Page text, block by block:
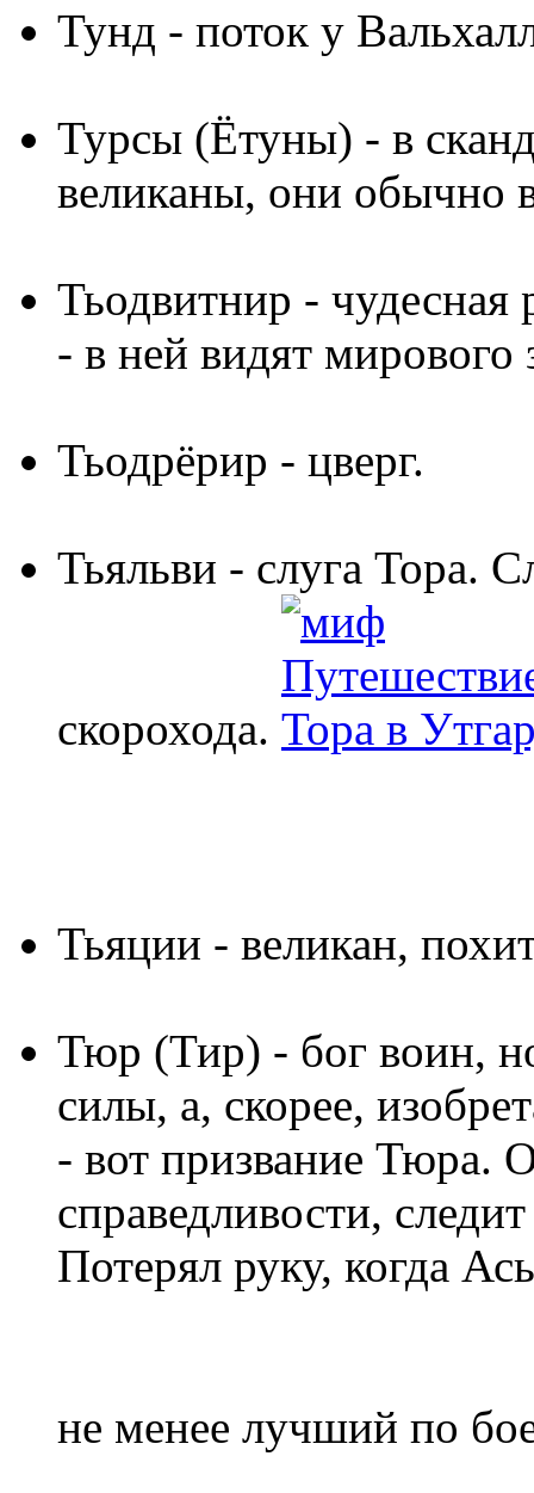
Тунд - поток у
Турсы (Ётуны) - в
великаны, они обычно
Тьодвитнир -
- в ней видят мирового
Тьодрёрир - цверг.
Тьяльви - слуга Тора.
скорохода.
Тьяции - великан,
Тюр (Тир) - бог воин,
силы, а, скорее,
- вот призвание Тюра.
справедливости,
Потерял руку, когда
не менее лучший по